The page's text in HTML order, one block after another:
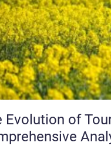
Evolution of